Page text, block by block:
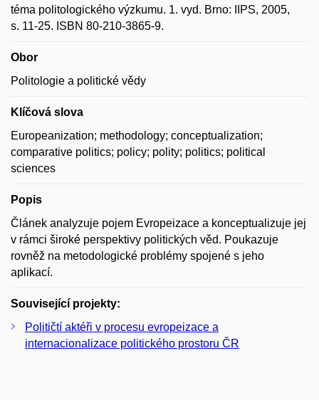
téma politologického výzkumu. 1. vyd. Brno: IIPS, 2005,
s. 11-25. ISBN 80-210-3865-9.
Obor
Politologie a politické vědy
Klíčová slova
Europeanization; methodology; conceptualization;
comparative politics; policy; polity; politics; political
sciences
Popis
Článek analyzuje pojem Evropeizace a konceptualizuje jej
v rámci široké perspektivy politických věd. Poukazuje
rovněž na metodologické problémy spojené s jeho
aplikací.
Související projekty:
Političtí aktéři v procesu evropeizace a
internacionalizace politického prostoru ČR